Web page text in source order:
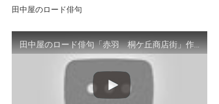
田中屋のロード俳句
田中屋のロード俳句「赤羽 桐ケ丘商店街」作/田中宏明 #サイドカー #ZINE #わけありな女 #shorts #シティスナップ